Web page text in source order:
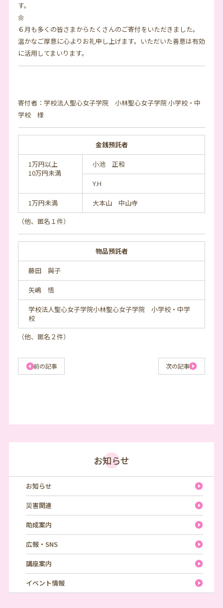
す。
🌼
６月も多くの皆さまからたくさんのご寄付をいただきました。
温かなご厚意に心よりお礼申し上げます。いただいた善意は有効
に活用してまいります。
寄付者：学校法人聖心女子学院 小林聖心女子学院 小学校・中
学校 様
金銭預託者
1万円以上
10万円未満
小池 正和
Y.H
1万円未満
大本山 中山寺
（他、匿名１件）
物品預託者
藤田 與子
矢嶋 悟
学校法人聖心女子学院小林聖心女子学院 小学校・中学
校
（他、匿名２件）
前の記事 次の記事
お知らせ
お知らせ
災害関連
助成案内
広報・SNS
講座案内
イベント情報